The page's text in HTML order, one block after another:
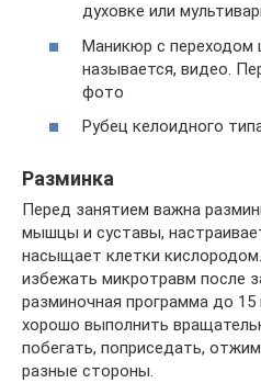
духовке или
Маникюр с переходом
называется, видео.
фото
Рубец келоидного
Разминка
Перед занятием важна
мышцы и суставы,
насыщает клетки
избежать микротравм после
разминочная программа до
хорошо выполнить
побегать, поприседать,
разные стороны.